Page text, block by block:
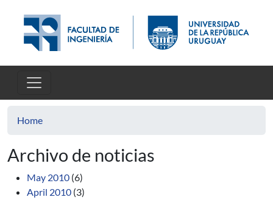
Home
Archivo de noticias
May 2010 (6)
April 2010 (3)